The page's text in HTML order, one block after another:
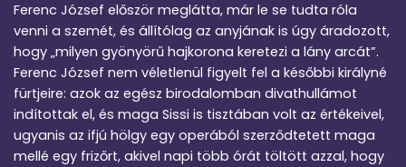
Ferenc József először meglátta, már le se tudta róla
venni a szemét, és állítólag az anyjának is úgy áradozott,
hogy „milyen gyönyörű hajkorona keretezi a lány arcát”.
Ferenc József nem véletlenül figyelt fel a későbbi királyné
fürtjeire: azok az egész birodalomban divathullámot
indítottak el, és maga Sissi is tisztában volt az értékeivel,
ugyanis az ifjú hölgy egy operából szerződtetett maga
mellé egy frizőrt, akivel napi több órát töltött azzal, hogy